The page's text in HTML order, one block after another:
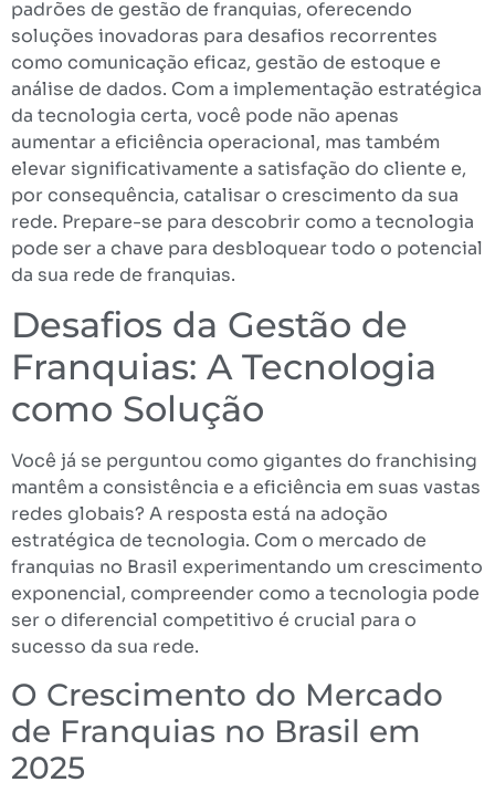
padrões de gestão de franquias, oferecendo
soluções inovadoras para desafios recorrentes
como comunicação eficaz, gestão de estoque e
análise de dados. Com a implementação estratégica
da tecnologia certa, você pode não apenas
aumentar a eficiência operacional, mas também
elevar significativamente a satisfação do cliente e,
por consequência, catalisar o crescimento da sua
rede. Prepare-se para descobrir como a tecnologia
pode ser a chave para desbloquear todo o potencial
da sua rede de franquias.
Desafios da Gestão de
Franquias: A Tecnologia
como Solução
Você já se perguntou como gigantes do franchising
mantêm a consistência e a eficiência em suas vastas
redes globais? A resposta está na adoção
estratégica de tecnologia. Com o mercado de
franquias no Brasil experimentando um crescimento
exponencial, compreender como a tecnologia pode
ser o diferencial competitivo é crucial para o
sucesso da sua rede.
O Crescimento do Mercado
de Franquias no Brasil em
2025